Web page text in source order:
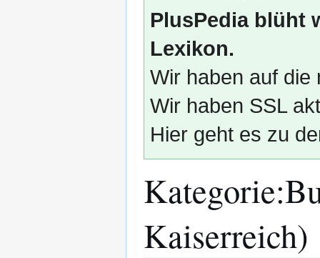
PlusPedia blüht
Lexikon.
Wir haben auf die
Wir haben SSL
Hier geht es zu
Kategorie:
Kaiserreich)